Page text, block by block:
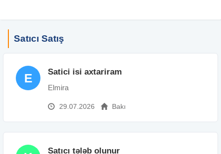
Satıcı Satış
E Satici isi axtariram
Elmira
29.07.2026 Bakı
Satıcı tələb olunur